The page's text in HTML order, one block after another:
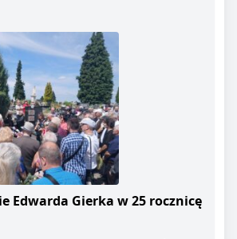
Edwarda Gierka w 25 rocznicę